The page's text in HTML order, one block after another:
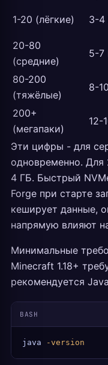
1-20 (лёгкие) 3-4
20-80
(средние)
5-7
80-200
(тяжёлые)
8-
200+
(мегапаки)
12-
Эти цифры - для
одновременно. Для
4 ГБ. Быстрый
Forge при старте
кеширует данные,
напрямую влияют
Минимальные
Minecraft 1.18+
рекомендуется
BASH
java -version